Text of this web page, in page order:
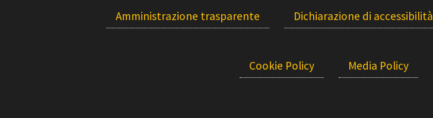
Amministrazione trasparente Dichiarazione di accessibilità
Cookie Policy Media Policy